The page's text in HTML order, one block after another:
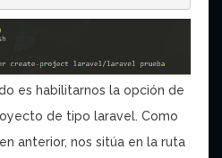
es habilitarnos la opción de
de tipo laravel. Como
anterior, nos sitúa en la ruta